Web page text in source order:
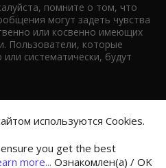
помните о том, что
могут задеть чувства
или косвенно имеющих
Пользователи, которые
систематически, будут
используются Cookies.
you get the best
more... Ознакомлен(а) / OK